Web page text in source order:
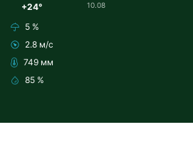
+24°
5 %
2.8 м/с
749 мм
85 %
10.08